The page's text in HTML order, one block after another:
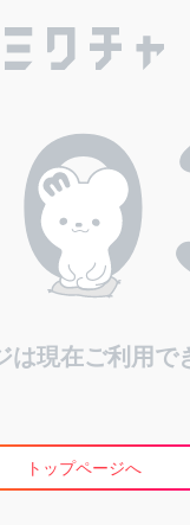
は現在ご利用で